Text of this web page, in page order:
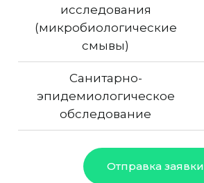
исследования
(микробиологические
смывы)
Санитарно-
эпидемиологическое
обследование
Отправка заявки